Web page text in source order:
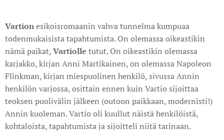
Vartionesikoisromaanin vahva tunnelma kumpuaa
todenmukaisista tapahtumista. On olemassa oikeastikin
nämä paikat,Vartiolle tutut. On oikeastikin olemassa
karjakko, kirjan Anni Martikainen, on olemassa Napoleon
Flinkman, kirjan miespuolinen henkilö, sivussa Annin
henkilön varjossa, osittain ennen kuin Vartio sijoittaa
teoksen puolivälin jälkeen (outoon paikkaan, modernisti!)
Annin kuoleman. Vartio oli kuullut näistä henkilöistä,
kohtaloista, tapahtumista ja sijoitteli niitä tarinaan.